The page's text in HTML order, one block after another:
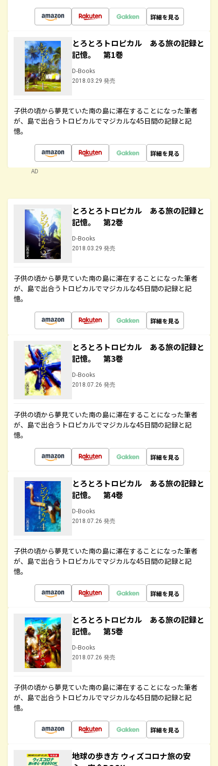
詳細を見る
とろとろトロピカル ある旅の記録と
記憶。 第1巻
D-Books
2018.03.29 発売
子供の頃から夢見ていた南の島に滞在することになった筆者
が、島で出合うトロピカルでマジカルな45日間の記録と記
憶。
詳細を見る
AD
とろとろトロピカル ある旅の記録と
記憶。 第2巻
D-Books
2018.03.29 発売
子供の頃から夢見ていた南の島に滞在することになった筆者
が、島で出合うトロピカルでマジカルな45日間の記録と記
憶。
詳細を見る
とろとろトロピカル ある旅の記録と
記憶。 第3巻
D-Books
2018.07.26 発売
子供の頃から夢見ていた南の島に滞在することになった筆者
が、島で出合うトロピカルでマジカルな45日間の記録と記
憶。
詳細を見る
とろとろトロピカル ある旅の記録と
記憶。 第4巻
D-Books
2018.07.26 発売
子供の頃から夢見ていた南の島に滞在することになった筆者
が、島で出合うトロピカルでマジカルな45日間の記録と記
憶。
詳細を見る
とろとろトロピカル ある旅の記録と
記憶。 第5巻
D-Books
2018.07.26 発売
子供の頃から夢見ていた南の島に滞在することになった筆者
が、島で出合うトロピカルでマジカルな45日間の記録と記
憶。
詳細を見る
地球の歩き方 ウィズコロナ旅の安